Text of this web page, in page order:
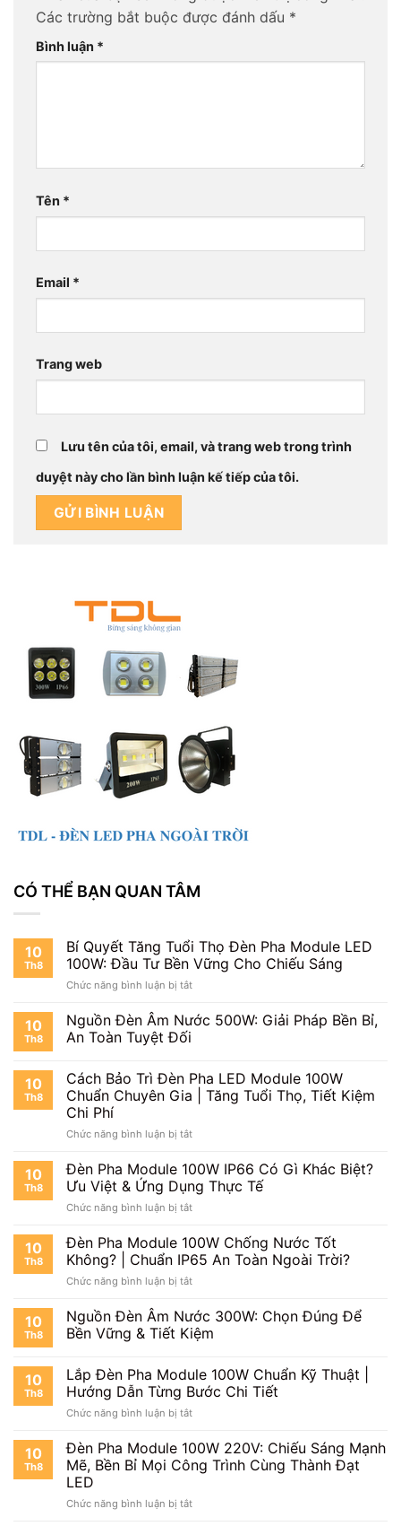
Các trường bắt buộc được đánh dấu *
Bình luận *
Tên *
Email *
Trang web
Lưu tên của tôi, email, và trang web trong trình
duyệt này cho lần bình luận kế tiếp của tôi.
CÓ THỂ BẠN QUAN TÂM
10
Th8
Bí Quyết Tăng Tuổi Thọ Đèn Pha Module LED
100W: Đầu Tư Bền Vững Cho Chiếu Sáng
Chức năng bình luận bị tắtở
Quyết
Tăng
Đèn
Pha
Module
100W:
Tư
Bền
Vững
Cho
Sáng
10
Th8
Nguồn Đèn Âm Nước 500W: Giải Pháp Bền Bỉ,
An Toàn Tuyệt Đối
10
Th8
Cách Bảo Trì Đèn Pha LED Module 100W
Chuẩn Chuyên Gia | Tăng Tuổi Thọ, Tiết Kiệm
Chi Phí
Chức năng bình luận bị tắtở
Bảo
Đèn
Pha
Module
100W
Chuyên
|
Tăng
Tiết
Kiệm
10
Th8
Đèn Pha Module 100W IP66 Có Gì Khác Biệt?
Ưu Việt & Ứng Dụng Thực Tế
Chức năng bình luận bị tắtở
Pha
Module
100W
IP66
Gì
Khác
Biệt?
Việt
&
Dụng
Tế
10
Th8
Đèn Pha Module 100W Chống Nước Tốt
Không? | Chuẩn IP65 An Toàn Ngoài Trời?
Chức năng bình luận bị tắtở
Pha
Module
100W
Nước
Tốt
|
IP65
An
Trời?
10
Th8
Nguồn Đèn Âm Nước 300W: Chọn Đúng Để
Bền Vững & Tiết Kiệm
10
Th8
Lắp Đèn Pha Module 100W Chuẩn Kỹ Thuật |
Hướng Dẫn Từng Bước Chi Tiết
Chức năng bình luận bị tắtở
Đèn
Module
Chuẩn
10
Th8
Đèn Pha Module 100W 220V: Chiếu Sáng Mạnh
Mẽ, Bền Bỉ Mọi Công Trình Cùng Thành Đạt
LED
Chức năng bình luận bị tắtở